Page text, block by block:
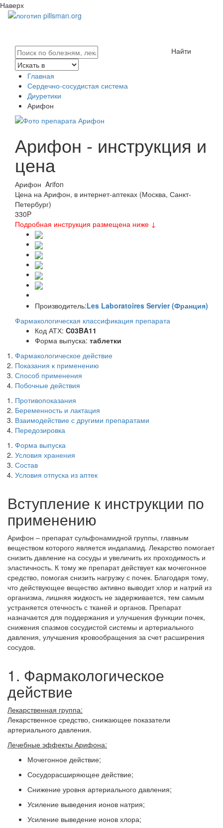
Наверх
Найти
Главная
Сердечно-сосудистая система
Диуретики
Арифон
Арифон - инструкция и
цена
Арифон Arifon
Цена на Арифон, в интернет-аптеках (Москва, Санкт-
Петербург)
330P
Подробная инструкция размещена ниже ↓
Производитель:Les Laboratoires Servier (Франция)
Фармакологическая классификация препарата
Код АТХ: C03BA11
Форма выпуска: таблетки
Фармакологическое действие
Показания к применению
Способ применения
Побочные действия
Противопоказания
Беременность и лактация
Взаимодействие с другими препаратами
Передозировка
Форма выпуска
Условия хранения
Состав
Условия отпуска из аптек
Вступление к инструкции по
применению
Арифон – препарат сульфонамидной группы, главным
веществом которого является индапамид. Лекарство помогает
снизить давление на сосуды и увеличить их проходимость и
эластичность. К тому же препарат действует как мочегонное
средство, помогая снизить нагрузку с почек. Благодаря тому,
что действующее вещество активно выводит хлор и натрий из
организма, лишняя жидкость не задерживается, тем самым
устраняется отечность с тканей и органов. Препарат
назначается для поддержания и улучшения функции почек,
снижения спазмов сосудистой системы и артериального
давления, улучшения кровообращения за счет расширения
сосудов.
1. Фармакологическое
действие
Лекарственная группа:
Лекарственное средство, снижающее показатели
артериального давления.
Лечебные эффекты Арифона:
Мочегонное действие;
Сосудорасширяющее действие;
Снижение уровня артериального давления;
Усиление выведения ионов натрия;
Усиление выведение ионов хлора;